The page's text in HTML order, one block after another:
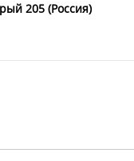
205 (Россия)